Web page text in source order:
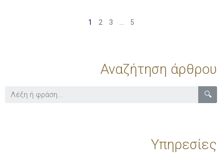
1 2 3 5
Αναζήτηση άρθρου
🔍
Υπηρεσίες